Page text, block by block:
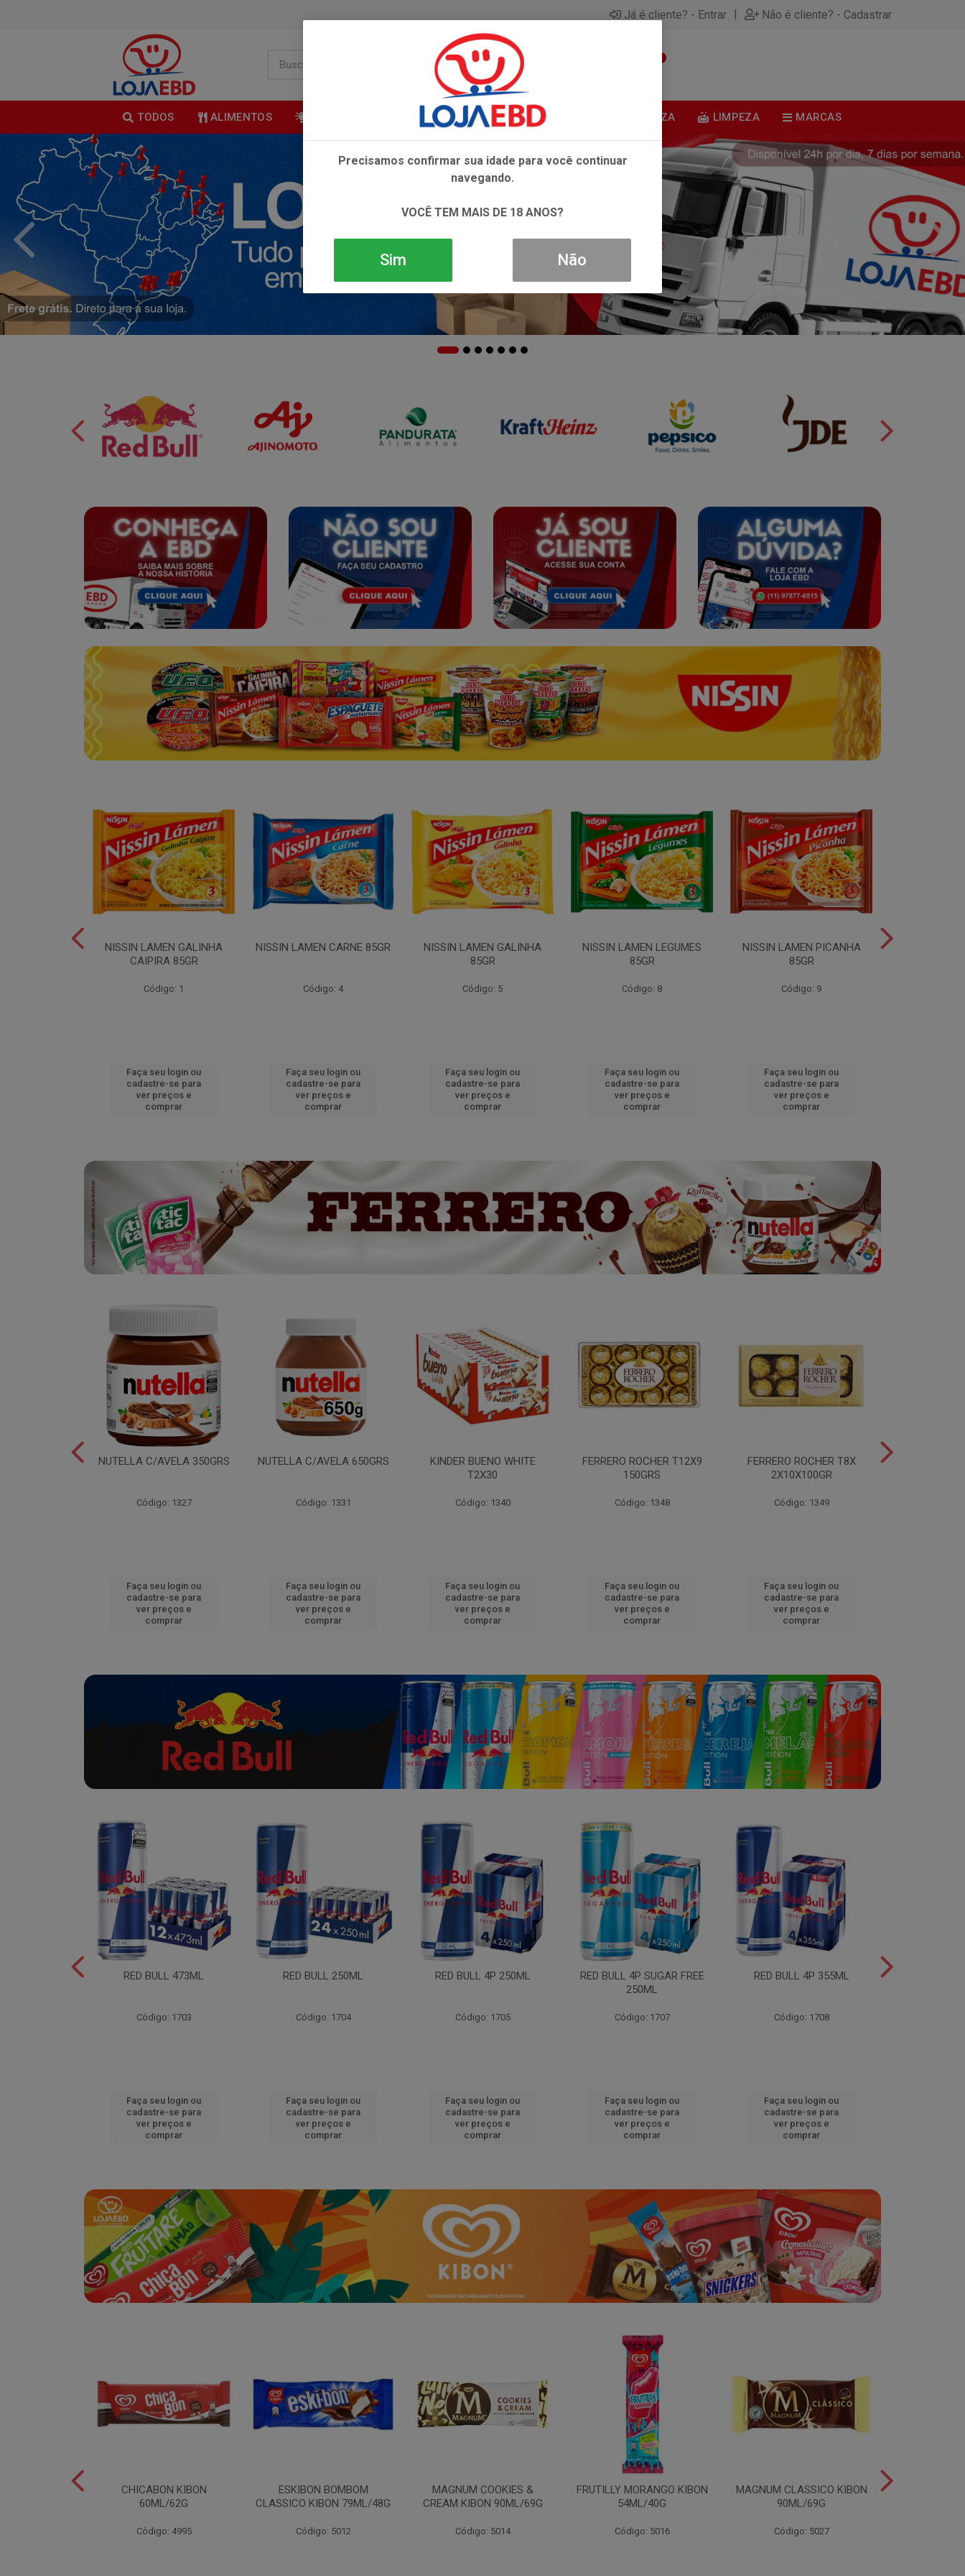
Já é cliente? - Entrar | Não é cliente? - Cadastrar
TODOS ALIMENTOS BEBIDAS CONGELADOS HIGIENE E BELEZA LIMPEZA MARCAS
NISSIN LAMEN GALINHA
CAIPIRA 85GR
Código: 1
Faça seu login ou
cadastre-se para
ver preços e
comprar
NISSIN LAMEN CARNE 85GR
Código: 4
Faça seu login ou
cadastre-se para
ver preços e
comprar
NISSIN LAMEN GALINHA
85GR
Código: 5
Faça seu login ou
cadastre-se para
ver preços e
comprar
NISSIN LAMEN LEGUMES
85GR
Código: 8
Faça seu login ou
cadastre-se para
ver preços e
comprar
NISSIN LAMEN PICANHA
85GR
Código: 9
Faça seu login ou
cadastre-se para
ver preços e
comprar
NUTELLA C/AVELA 350GRS
Código: 1327
Faça seu login ou
cadastre-se para
ver preços e
comprar
NUTELLA C/AVELA 650GRS
Código: 1331
Faça seu login ou
cadastre-se para
ver preços e
comprar
KINDER BUENO WHITE
T2X30
Código: 1340
Faça seu login ou
cadastre-se para
ver preços e
comprar
FERRERO ROCHER T12X9
150GRS
Código: 1348
Faça seu login ou
cadastre-se para
ver preços e
comprar
FERRERO ROCHER T8X
2X10X100GR
Código: 1349
Faça seu login ou
cadastre-se para
ver preços e
comprar
RED BULL 473ML
Código: 1703
Faça seu login ou
cadastre-se para
ver preços e
comprar
RED BULL 250ML
Código: 1704
Faça seu login ou
cadastre-se para
ver preços e
comprar
RED BULL 4P 250ML
Código: 1705
Faça seu login ou
cadastre-se para
ver preços e
comprar
RED BULL 4P SUGAR FREE
250ML
Código: 1707
Faça seu login ou
cadastre-se para
ver preços e
comprar
RED BULL 4P 355ML
Código: 1708
Faça seu login ou
cadastre-se para
ver preços e
comprar
CHICABON KIBON
60ML/62G
Código: 4995
ESKIBON BOMBOM
CLASSICO KIBON 79ML/48G
Código: 5012
MAGNUM COOKIES &
CREAM KIBON 90ML/69G
Código: 5014
FRUTILLY MORANGO KIBON
54ML/40G
Código: 5016
MAGNUM CLASSICO KIBON
90ML/69G
Código: 5027
Precisamos confirmar sua idade para você continuar
navegando.
VOCÊ TEM MAIS DE 18 ANOS?
Sim Não